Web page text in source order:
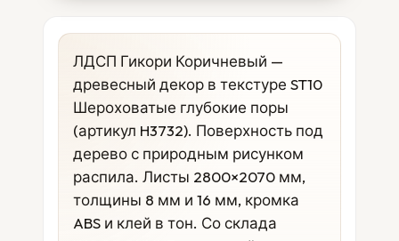
ЛДСП Гикори Коричневый —
древесный декор в текстуре ST10
Шероховатые глубокие поры
(артикул H3732). Поверхность под
дерево с природным рисунком
распила. Листы 2800×2070 мм,
толщины 8 мм и 16 мм, кромка
ABS и клей в тон. Со склада